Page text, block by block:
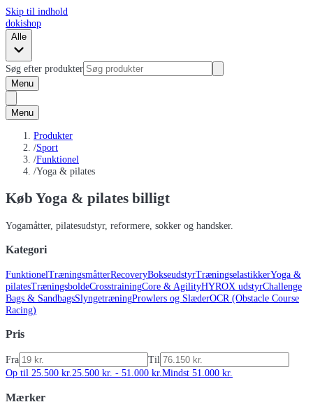
Skip til indhold
dokishop
Alle
Søg efter produkter
Menu
Menu
Produkter
/Sport
/Funktionel
/Yoga & pilates
Køb Yoga & pilates billigt
Yogamåtter, pilatesudstyr, reformere, sokker og handsker.
Kategori
FunktionelTræningsmåtterRecoveryBokseudstyrTræningselastikkerYoga &
pilatesTræningsboldeCrosstrainingCore & AgilityHYROX udstyrChallenge
Bags & SandbagsSlyngetræningProwlers og SlæderOCR (Obstacle Course
Racing)
Pris
Fra
Til
Op til 25.500 kr.25.500 kr. - 51.000 kr.Mindst 51.000 kr.
Mærker